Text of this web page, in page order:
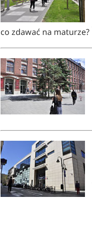
co zdawać na maturze?